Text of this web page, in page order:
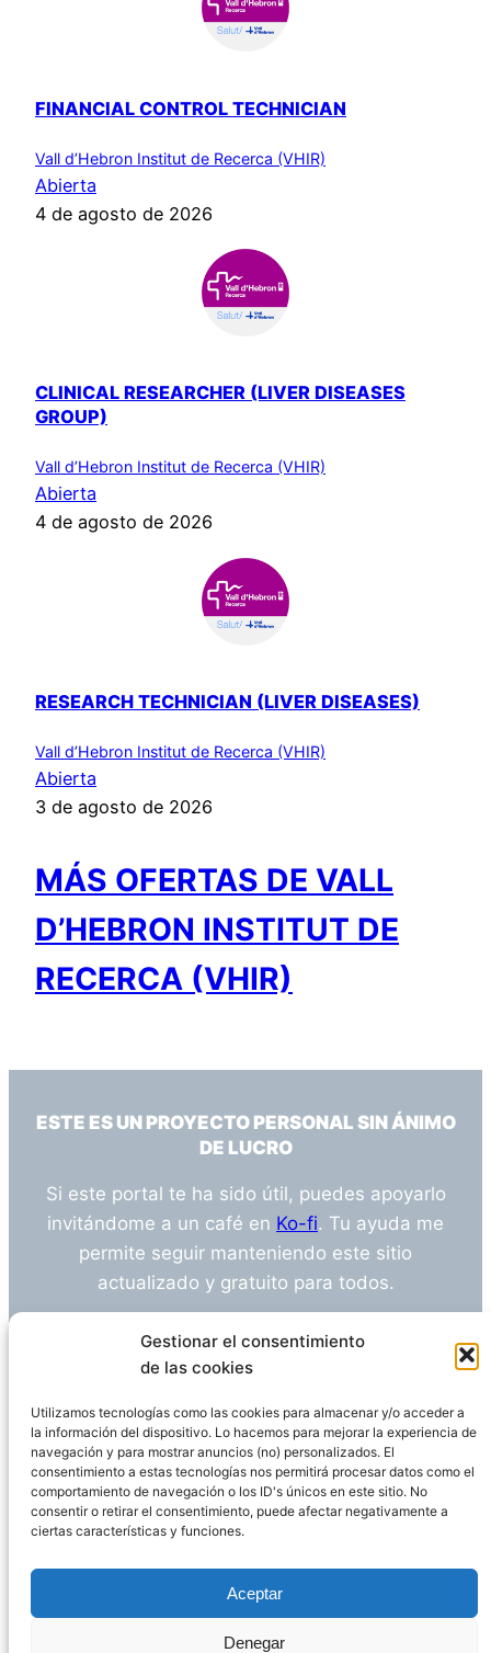
Gestionar el consentimiento
de las cookies
Utilizamos tecnologías como las cookies para almacenar y/o acceder a
la información del dispositivo. Lo hacemos para mejorar la experiencia de
navegación y para mostrar anuncios (no) personalizados. El
consentimiento a estas tecnologías nos permitirá procesar datos como el
comportamiento de navegación o los ID's únicos en este sitio. No
consentir o retirar el consentimiento, puede afectar negativamente a
ciertas características y funciones.
Aceptar
Denegar
FINANCIAL CONTROL TECHNICIAN
Vall d’Hebron Institut de Recerca (VHIR)
Abierta
4 de agosto de 2026
CLINICAL RESEARCHER (LIVER DISEASES
GROUP)
Vall d’Hebron Institut de Recerca (VHIR)
Abierta
4 de agosto de 2026
RESEARCH TECHNICIAN (LIVER DISEASES)
Vall d’Hebron Institut de Recerca (VHIR)
Abierta
3 de agosto de 2026
MÁS OFERTAS DE VALL
D’HEBRON INSTITUT DE
RECERCA (VHIR)
ESTE ES UN PROYECTO PERSONAL SIN ÁNIMO
DE LUCRO
Si este portal te ha sido útil, puedes apoyarlo
invitándome a un café en Ko-fi. Tu ayuda me
permite seguir manteniendo este sitio
actualizado y gratuito para todos.
¿Tienes alguna duda o sugerencia? Escríbeme
info@empleosanitarioinvestigacion.es
Descargo de Responsabilidad
Declaración de Privacidad Política de cookies
WordPress